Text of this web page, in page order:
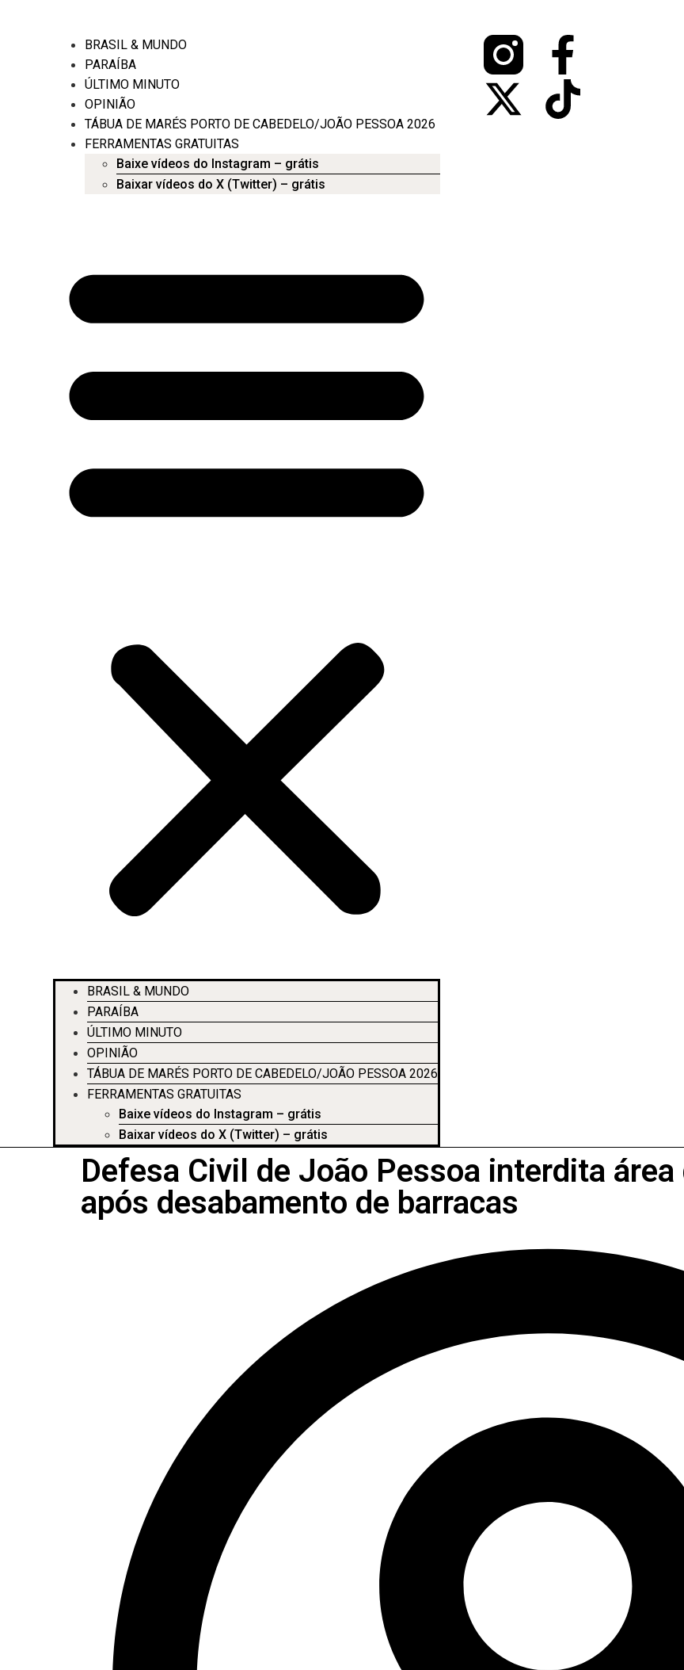
BRASIL & MUNDO
PARAÍBA
ÚLTIMO MINUTO
OPINIÃO
TÁBUA DE MARÉS PORTO DE CABEDELO/JOÃO PESSOA 2026
FERRAMENTAS GRATUITAS
Baixe vídeos do Instagram – grátis
Baixar vídeos do X (Twitter) – grátis
BRASIL & MUNDO
PARAÍBA
ÚLTIMO MINUTO
OPINIÃO
TÁBUA DE MARÉS PORTO DE CABEDELO/JOÃO PESSOA 2026
FERRAMENTAS GRATUITAS
Baixe vídeos do Instagram – grátis
Baixar vídeos do X (Twitter) – grátis
Defesa Civil de João Pessoa interdita área
após desabamento de barracas